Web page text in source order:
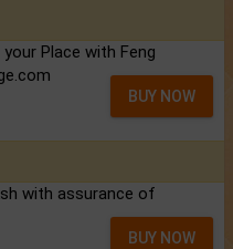
Place with Feng
BUY NOW
with assurance of
BUY NOW